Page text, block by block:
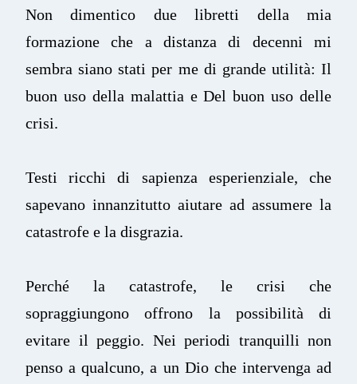
Non dimentico due libretti della mia
formazione che a distanza di decenni mi
sembra siano stati per me di grande utilità: Il
buon uso della malattia e Del buon uso delle
crisi.
Testi ricchi di sapienza esperienziale, che
sapevano innanzitutto aiutare ad assumere la
catastrofe e la disgrazia.
Perché la catastrofe, le crisi che
sopraggiungono offrono la possibilità di
evitare il peggio. Nei periodi tranquilli non
penso a qualcuno, a un Dio che intervenga ad